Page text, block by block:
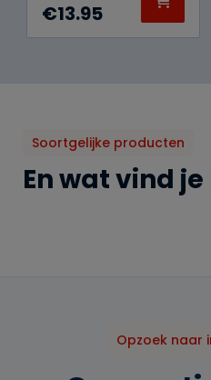
€13.95
Soortgelijke producten
En wat vind
Opzoek naar